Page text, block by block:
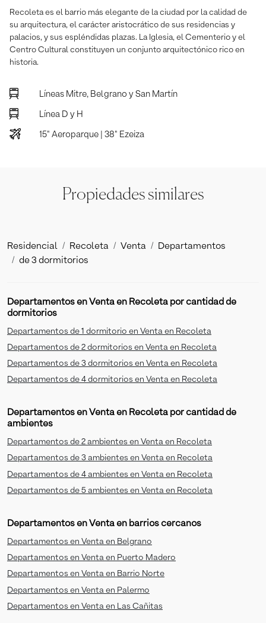
Recoleta es el barrio más elegante de la ciudad por la calidad de
su arquitectura, el carácter aristocrático de sus residencias y
palacios, y sus espléndidas plazas. La Iglesia, el Cementerio y el
Centro Cultural constituyen un conjunto arquitectónico rico en
historia.
Líneas Mitre, Belgrano y San Martín
Línea D y H
15" Aeroparque | 38" Ezeiza
Propiedades similares
Residencial Recoleta Venta
Departamentos
de 3 dormitorios
Departamentos en Venta en Recoleta por cantidad de
dormitorios
Departamentos de 1 dormitorio en Venta en Recoleta
Departamentos de 2 dormitorios en Venta en Recoleta
Departamentos de 3 dormitorios en Venta en Recoleta
Departamentos de 4 dormitorios en Venta en Recoleta
Departamentos en Venta en Recoleta por cantidad de
ambientes
Departamentos de 2 ambientes en Venta en Recoleta
Departamentos de 3 ambientes en Venta en Recoleta
Departamentos de 4 ambientes en Venta en Recoleta
Departamentos de 5 ambientes en Venta en Recoleta
Departamentos en Venta en barrios cercanos
Departamentos en Venta en Belgrano
Departamentos en Venta en Puerto Madero
Departamentos en Venta en Barrio Norte
Departamentos en Venta en Palermo
Departamentos en Venta en Las Cañitas